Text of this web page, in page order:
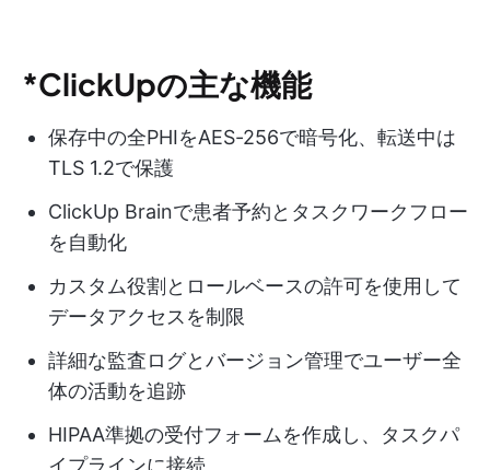
*ClickUpの主な機能
保存中の全PHIをAES-256で暗号化、転送中は
TLS 1.2で保護
ClickUp Brainで患者予約とタスクワークフロー
を自動化
カスタム役割とロールベースの許可を使用して
データアクセスを制限
詳細な監査ログとバージョン管理でユーザー全
体の活動を追跡
HIPAA準拠の受付フォームを作成し、タスクパ
イプラインに接続